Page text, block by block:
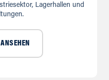
Lagerhallen und